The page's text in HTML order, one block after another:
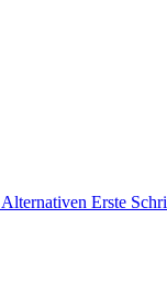
Alternativen Erste